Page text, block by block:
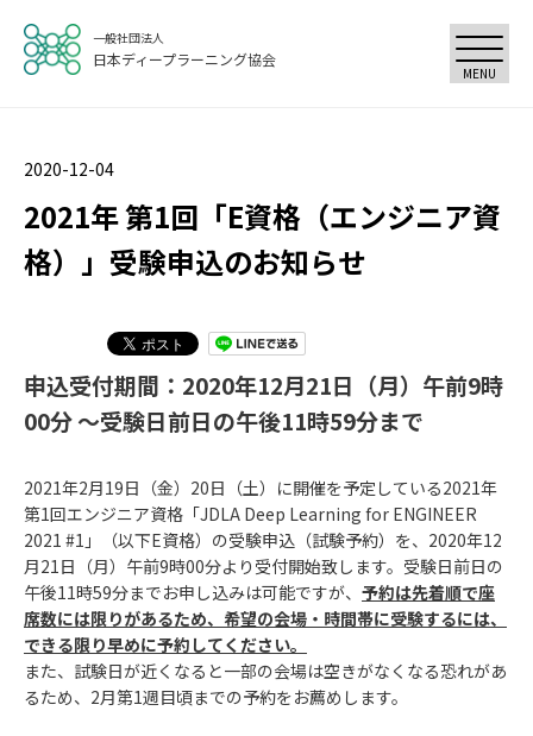
一般社団法人
日本ディープラーニング協会
MENU
2020-12-04
2021年 第1回「E資格（エンジニア資
格）」受験申込のお知らせ
申込受付期間：2020年12月21日（月）午前9時
00分 ～受験日前日の午後11時59分まで
2021年2月19日（金）20日（土）に開催を予定している2021年
第1回エンジニア資格「JDLA Deep Learning for ENGINEER
2021 #1」（以下E資格）の受験申込（試験予約）を、2020年12
月21日（月）午前9時00分より受付開始致します。受験日前日の
午後11時59分までお申し込みは可能ですが、 予約は先着順で座
席数には限りがあるため、希望の会場・時間帯に受験するには、
できる限り早めに予約してください。
また、試験日が近くなると一部の会場は空きがなくなる恐れがあ
るため、2月第1週目頃までの予約をお薦めします。